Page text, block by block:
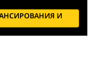
И